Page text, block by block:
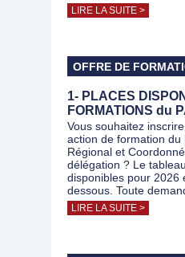
LIRE LA SUITE >
OFFRE DE
1- PLACES
FORMATIONS du
Vous souhaitez
action de formation du
Régional et
délégation ? Le
disponibles pour 2026
dessous. Toute
LIRE LA SUITE >